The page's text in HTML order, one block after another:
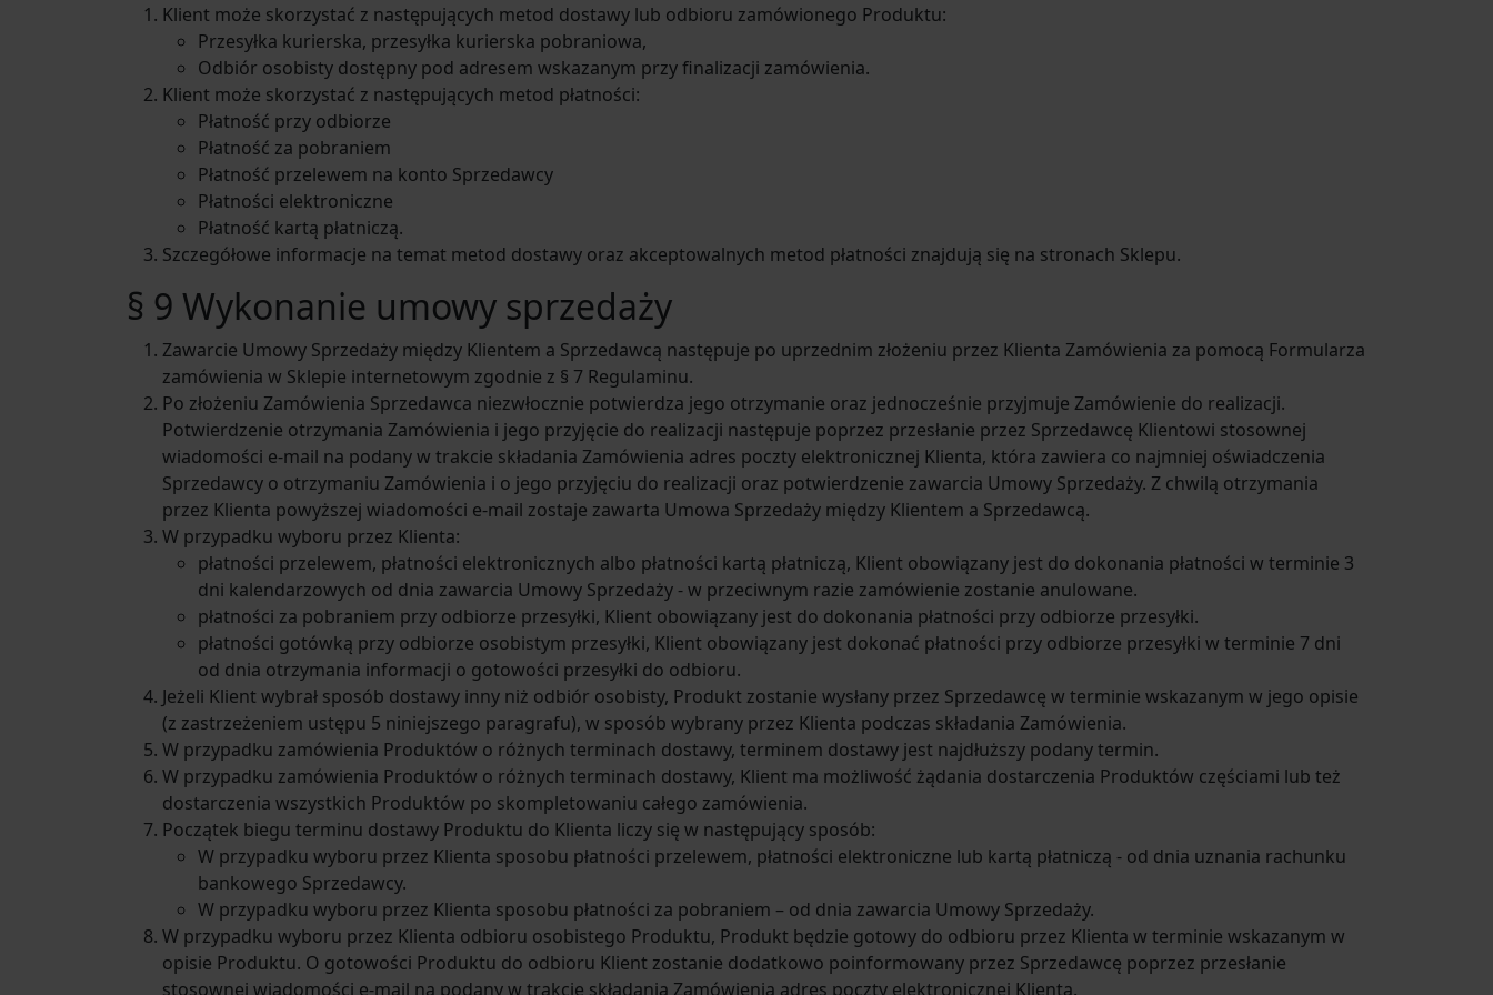
Klient może skorzystać z następujących metod dostawy lub odbioru zamówionego Produktu:
Przesyłka kurierska, przesyłka kurierska pobraniowa,
Odbiór osobisty dostępny pod adresem wskazanym przy finalizacji zamówienia.
Klient może skorzystać z następujących metod płatności:
Płatność przy odbiorze
Płatność za pobraniem
Płatność przelewem na konto Sprzedawcy
Płatności elektroniczne
Płatność kartą płatniczą.
Szczegółowe informacje na temat metod dostawy oraz akceptowalnych metod płatności znajdują się na stronach Sklepu.
§ 9 Wykonanie umowy sprzedaży
Zawarcie Umowy Sprzedaży między Klientem a Sprzedawcą następuje po uprzednim złożeniu przez Klienta Zamówienia za pomocą Formularza
zamówienia w Sklepie internetowym zgodnie z § 7 Regulaminu.
Po złożeniu Zamówienia Sprzedawca niezwłocznie potwierdza jego otrzymanie oraz jednocześnie przyjmuje Zamówienie do realizacji.
Potwierdzenie otrzymania Zamówienia i jego przyjęcie do realizacji następuje poprzez przesłanie przez Sprzedawcę Klientowi stosownej
wiadomości e-mail na podany w trakcie składania Zamówienia adres poczty elektronicznej Klienta, która zawiera co najmniej oświadczenia
Sprzedawcy o otrzymaniu Zamówienia i o jego przyjęciu do realizacji oraz potwierdzenie zawarcia Umowy Sprzedaży. Z chwilą otrzymania
przez Klienta powyższej wiadomości e-mail zostaje zawarta Umowa Sprzedaży między Klientem a Sprzedawcą.
W przypadku wyboru przez Klienta:
płatności przelewem, płatności elektronicznych albo płatności kartą płatniczą, Klient obowiązany jest do dokonania płatności w terminie 3
dni kalendarzowych od dnia zawarcia Umowy Sprzedaży - w przeciwnym razie zamówienie zostanie anulowane.
płatności za pobraniem przy odbiorze przesyłki, Klient obowiązany jest do dokonania płatności przy odbiorze przesyłki.
płatności gotówką przy odbiorze osobistym przesyłki, Klient obowiązany jest dokonać płatności przy odbiorze przesyłki w terminie 7 dni
od dnia otrzymania informacji o gotowości przesyłki do odbioru.
Jeżeli Klient wybrał sposób dostawy inny niż odbiór osobisty, Produkt zostanie wysłany przez Sprzedawcę w terminie wskazanym w jego opisie
(z zastrzeżeniem ustępu 5 niniejszego paragrafu), w sposób wybrany przez Klienta podczas składania Zamówienia.
W przypadku zamówienia Produktów o różnych terminach dostawy, terminem dostawy jest najdłuższy podany termin.
W przypadku zamówienia Produktów o różnych terminach dostawy, Klient ma możliwość żądania dostarczenia Produktów częściami lub też
dostarczenia wszystkich Produktów po skompletowaniu całego zamówienia.
Początek biegu terminu dostawy Produktu do Klienta liczy się w następujący sposób:
W przypadku wyboru przez Klienta sposobu płatności przelewem, płatności elektroniczne lub kartą płatniczą - od dnia uznania rachunku
bankowego Sprzedawcy.
W przypadku wyboru przez Klienta sposobu płatności za pobraniem – od dnia zawarcia Umowy Sprzedaży.
W przypadku wyboru przez Klienta odbioru osobistego Produktu, Produkt będzie gotowy do odbioru przez Klienta w terminie wskazanym w
opisie Produktu. O gotowości Produktu do odbioru Klient zostanie dodatkowo poinformowany przez Sprzedawcę poprzez przesłanie
stosownej wiadomości e-mail na podany w trakcie składania Zamówienia adres poczty elektronicznej Klienta.